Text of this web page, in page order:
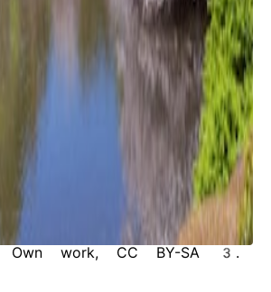
Own work, CC BY-SA 3.